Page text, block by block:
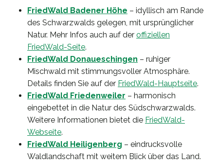
FriedWald Badener Höhe – idyllisch am Rande
des Schwarzwalds gelegen, mit ursprünglicher
Natur. Mehr Infos auch auf der offiziellen
FriedWald-Seite.
FriedWald Donaueschingen – ruhiger
Mischwald mit stimmungsvoller Atmosphäre.
Details finden Sie auf der FriedWald-Hauptseite.
FriedWald Friedenweiler – harmonisch
eingebettet in die Natur des Südschwarzwalds.
Weitere Informationen bietet die FriedWald-
Webseite.
FriedWald Heiligenberg – eindrucksvolle
Waldlandschaft mit weitem Blick über das Land.